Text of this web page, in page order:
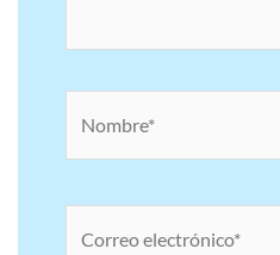
electrónico*